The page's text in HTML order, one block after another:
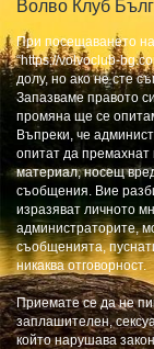
Волво Клуб
При посещаването на
“https://volvoclub-
долу, но ако не сте
Запазваме правото
промяна ще се
Въпреки, че
опитат да
материал, носещ
съобщения. Вие
изразяват личното
администраторите,
съобщенията,
никаква отговорност.
Приемате се да не
заплашителен,
който нарушава